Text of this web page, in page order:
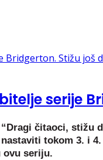
serije
čitaoci,
tokom 3. i
ovu seriju.